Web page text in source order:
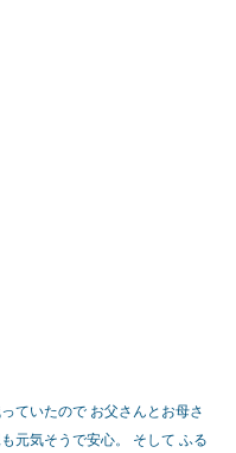
ていたので お父さんとお母さ
元気そうで安心。 そして ふる